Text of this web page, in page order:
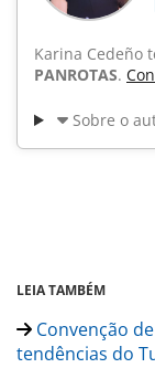
Karina Cedeño
PANROTAS.
Sobre o
LEIA TAMBÉM
Convenção
tendências do